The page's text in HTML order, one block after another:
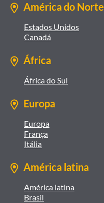
América do Norte
Estados Unidos
Canadá
África
África do Sul
Europa
Europa
França
Itália
América latina
América latina
Brasil